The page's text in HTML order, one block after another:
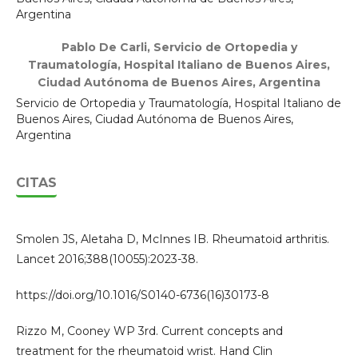
Argentina
Pablo De Carli, Servicio de Ortopedia y
Traumatología, Hospital Italiano de Buenos Aires,
Ciudad Autónoma de Buenos Aires, Argentina
Servicio de Ortopedia y Traumatología, Hospital Italiano de
Buenos Aires, Ciudad Autónoma de Buenos Aires,
Argentina
CITAS
Smolen JS, Aletaha D, McInnes IB. Rheumatoid arthritis.
Lancet 2016;388(10055):2023-38.
https://doi.org/10.1016/S0140-6736(16)30173-8
Rizzo M, Cooney WP 3rd. Current concepts and
treatment for the rheumatoid wrist. Hand Clin